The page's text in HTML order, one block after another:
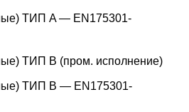
ТИП A — EN175301-
ТИП В (пром. исполнение)
ТИП B — EN175301-